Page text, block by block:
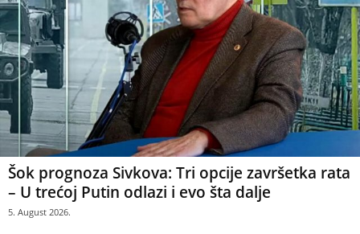
Šok prognoza Sivkova: Tri opcije završetka rata
– U trećoj Putin odlazi i evo šta dalje
5. August 2026.